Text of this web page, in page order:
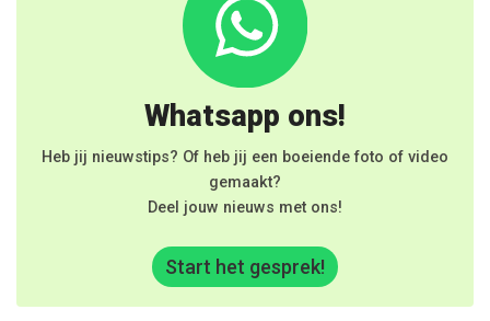
Whatsapp ons!
Heb jij nieuwstips? Of heb jij een boeiende foto of video
gemaakt?
Deel jouw nieuws met ons!
Start het gesprek!